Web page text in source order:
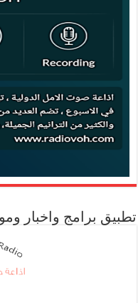
تطبيق برامج واخبار